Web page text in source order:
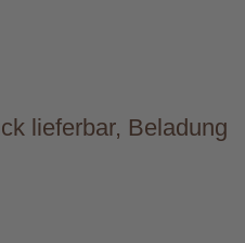
lieferbar, Beladung